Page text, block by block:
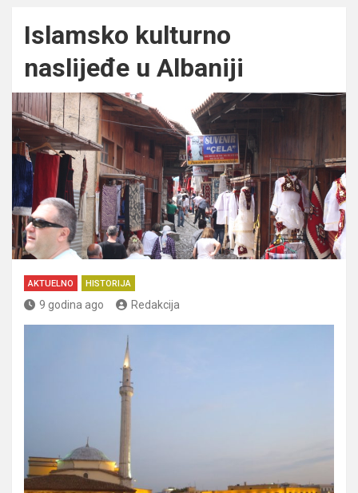
Islamsko kulturno
naslijeđe u Albaniji
AKTUELNO HISTORIJA
9 godina ago Redakcija